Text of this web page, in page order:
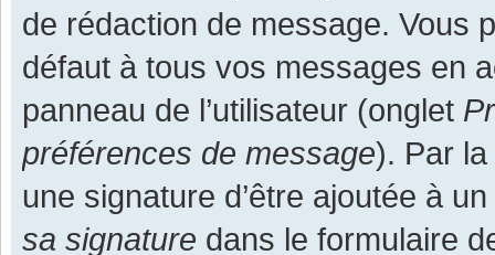
de rédaction de message. Vous
défaut à tous vos messages en
panneau de l’utilisateur (onglet
préférences de message). Par
une signature d’être ajoutée à
sa signature dans le formulaire